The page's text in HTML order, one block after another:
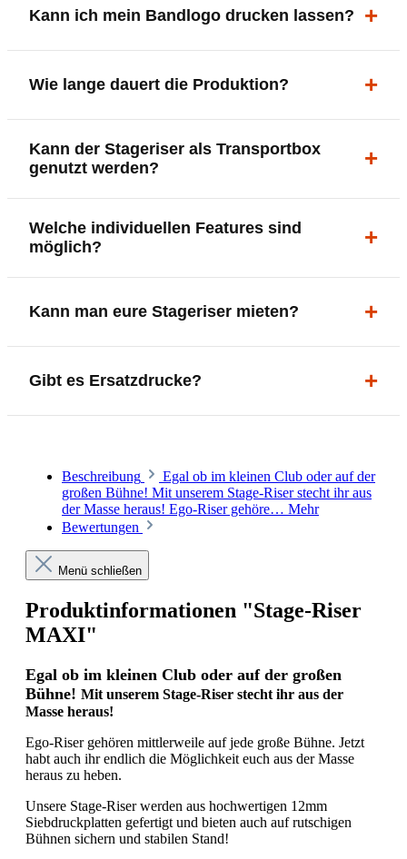
ergonomisch, sicher und gut sichtbar.
Kann ich mein Bandlogo drucken lassen?
deine Bühne, deine Marke.
Wie lange dauert die Produktion?
innerhalb Deutschlands kostenfrei.
Kann der Stageriser als Transportbox
genutzt werden?
oder Zubehör nutzen.
Welche individuellen Features sind
möglich?
XLR-Brücke / Schnittstelle
Verschiedene Griffarten
Kann man eure Stageriser mieten?
jahrelangen Einsatz konzipiert.
Gibt es Ersatzdrucke?
Beschreibung
Egal ob im kleinen Club oder auf der
großen Bühne! Mit unserem Stage-Riser stecht ihr aus
der Masse heraus! Ego-Riser gehöre… Mehr
Bewertungen
Menü schließen
Produktinformationen "Stage-Riser
MAXI"
Egal ob im kleinen Club oder auf der großen
Bühne! Mit unserem Stage-Riser stecht ihr aus der
Masse heraus!
Ego-Riser gehören mittlerweile auf jede große Bühne. Jetzt
habt auch ihr endlich die Möglichkeit euch aus der Masse
heraus zu heben.
Unsere Stage-Riser werden aus hochwertigen 12mm
Siebdruckplatten gefertigt und bieten auch auf rutschigen
Bühnen sichern und stabilen Stand!